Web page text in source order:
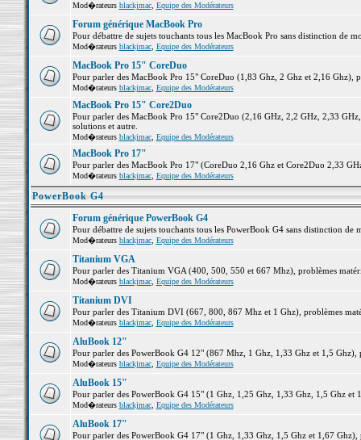
Mod�rateurs blackjmac, Equipe des Modérateurs
Forum générique MacBook Pro
Pour débattre de sujets touchants tous les MacBook Pro sans distinction de
Mod�rateurs blackjmac, Equipe des Modérateurs
MacBook Pro 15" CoreDuo
Pour parler des MacBook Pro 15" CoreDuo (1,83 Ghz, 2 Ghz et 2,16 Ghz),
Mod�rateurs blackjmac, Equipe des Modérateurs
MacBook Pro 15" Core2Duo
Pour parler des MacBook Pro 15" Core2Duo (2,16 GHz, 2,2 GHz, 2,33
solutions et autre.
Mod�rateurs blackjmac, Equipe des Modérateurs
MacBook Pro 17"
Pour parler des MacBook Pro 17" (CoreDuo 2,16 Ghz et Core2Duo 2,33
Mod�rateurs blackjmac, Equipe des Modérateurs
PowerBook G4
Forum générique PowerBook G4
Pour débattre de sujets touchants tous les PowerBook G4 sans distinction de
Mod�rateurs blackjmac, Equipe des Modérateurs
Titanium VGA
Pour parler des Titanium VGA (400, 500, 550 et 667 Mhz), problèmes
Mod�rateurs blackjmac, Equipe des Modérateurs
Titanium DVI
Pour parler des Titanium DVI (667, 800, 867 Mhz et 1 Ghz), problèmes
Mod�rateurs blackjmac, Equipe des Modérateurs
AluBook 12"
Pour parler des PowerBook G4 12" (867 Mhz, 1 Ghz, 1,33 Ghz et 1,5 Ghz),
Mod�rateurs blackjmac, Equipe des Modérateurs
AluBook 15"
Pour parler des PowerBook G4 15" (1 Ghz, 1,25 Ghz, 1,33 Ghz, 1,5 Ghz et
Mod�rateurs blackjmac, Equipe des Modérateurs
AluBook 17"
Pour parler des PowerBook G4 17" (1 Ghz, 1,33 Ghz, 1,5 Ghz et 1,67 Ghz),